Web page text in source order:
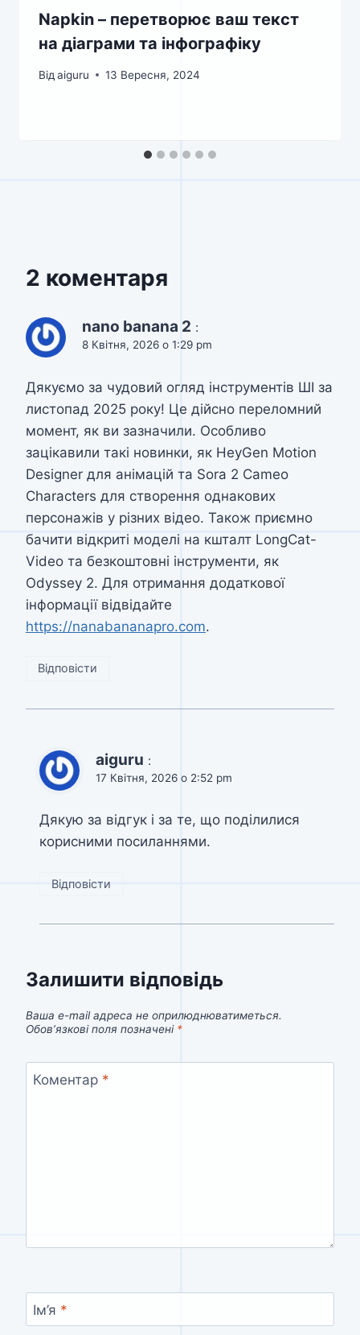
Napkin – перетворює ваш текст
на діаграми та інфографіку
Від aiguru 13 Вересня, 2024
2 коментаря
nano banana 2 :
8 Квітня, 2026 о 1:29 pm
Дякуємо за чудовий огляд інструментів ШІ за
листопад 2025 року! Це дійсно переломний
момент, як ви зазначили. Особливо
зацікавили такі новинки, як HeyGen Motion
Designer для анімацій та Sora 2 Cameo
Characters для створення однакових
персонажів у різних відео. Також приємно
бачити відкриті моделі на кшталт LongCat-
Video та безкоштовні інструменти, як
Odyssey 2. Для отримання додаткової
інформації відвідайте
https://nanabananapro.com.
Відповісти
aiguru :
17 Квітня, 2026 о 2:52 pm
Дякую за відгук і за те, що поділилися
корисними посиланнями.
Відповісти
Залишити відповідь
Ваша e-mail адреса не оприлюднюватиметься.
Обов’язкові поля позначені *
Коментар *
Ім’я *